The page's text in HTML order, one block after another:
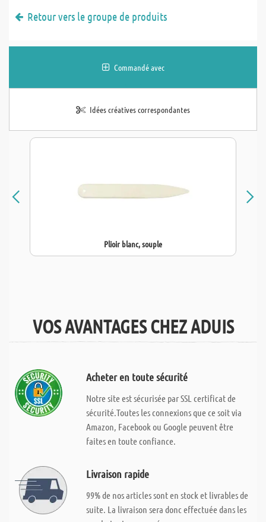
Retour vers le groupe de produits
Commandé avec
Idées créatives correspondantes
Plioir blanc, souple
VOS AVANTAGES CHEZ ADUIS
Acheter en toute sécurité
Notre site est sécurisée par SSL certificat de
sécurité.Toutes les connexions que ce soit via
Amazon, Facebook ou Google peuvent être
faites en toute confiance.
Livraison rapide
99% de nos articles sont en stock et livrables de
suite. La livraison sera donc effectuée dans les